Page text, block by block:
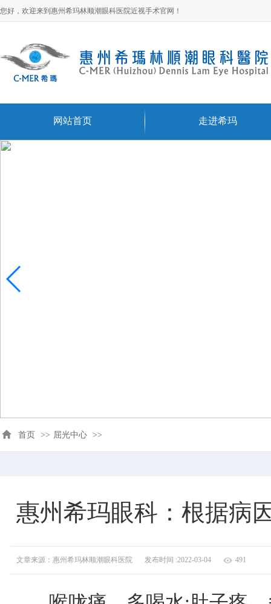
您好，欢迎来到惠州希玛林顺潮眼科医院近视手术官网！
网站首页 走进希玛
首页 >> 屈光中心 >>
惠州希玛眼科：根据病
文章来源：惠州希玛林顺潮眼科医院 发布时间 :2022-03-04 491